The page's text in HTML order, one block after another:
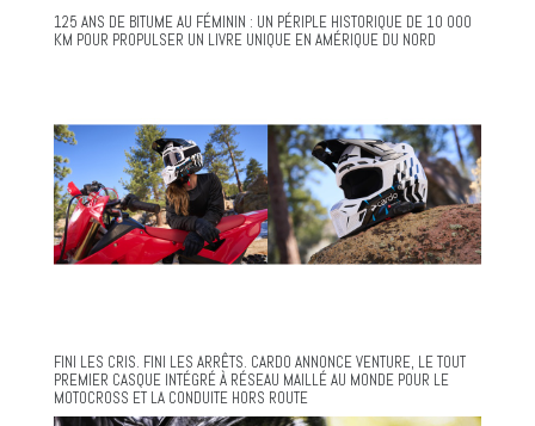
125 ANS DE BITUME AU FÉMININ : UN PÉRIPLE HISTORIQUE DE 10 000
KM POUR PROPULSER UN LIVRE UNIQUE EN AMÉRIQUE DU NORD
FINI LES CRIS. FINI LES ARRÊTS. CARDO ANNONCE VENTURE, LE TOUT
PREMIER CASQUE INTÉGRÉ À RÉSEAU MAILLÉ AU MONDE POUR LE
MOTOCROSS ET LA CONDUITE HORS ROUTE